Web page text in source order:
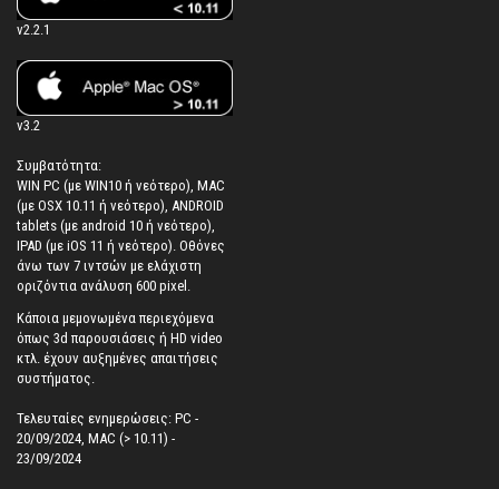
v2.2.1
v3.2
Συμβατότητα:
WIN PC (με WIN10 ή νεότερο), MAC
(με OSX 10.11 ή νεότερο), ANDROID
tablets (με android 10 ή νεότερο),
IPAD (με iOS 11 ή νεότερο). Oθόνες
άνω των 7 ιντσών με ελάχιστη
οριζόντια ανάλυση 600 pixel.
Κάποια μεμονωμένα περιεχόμενα
όπως 3d παρουσιάσεις ή HD video
κτλ. έχουν αυξημένες απαιτήσεις
συστήματος.
Τελευταίες ενημερώσεις: PC -
20/09/2024, MAC (> 10.11) -
23/09/2024